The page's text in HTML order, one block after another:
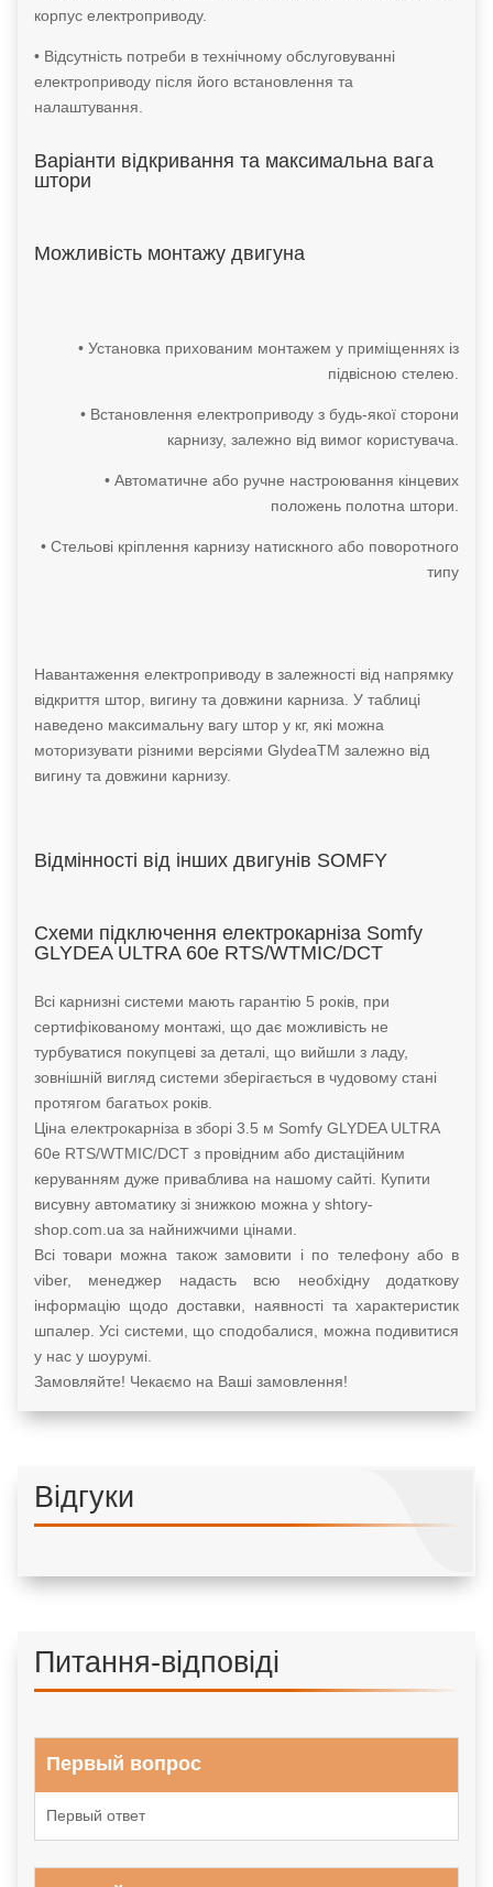
корпус електроприводу.
• Відсутність потреби в технічному обслуговуванні
електроприводу після його встановлення та
налаштування.
Варіанти відкривання та максимальна вага
штори
Можливість монтажу двигуна
• Установка прихованим монтажем у приміщеннях із
підвісною стелею.
• Встановлення електроприводу з будь-якої сторони
карнизу, залежно від вимог користувача.
• Автоматичне або ручне настроювання кінцевих
положень полотна штори.
• Стельові кріплення карнизу натискного або поворотного
типу
Навантаження електроприводу в залежності від напрямку
відкриття штор, вигину та довжини карниза. У таблиці
наведено максимальну вагу штор у кг, які можна
моторизувати різними версіями GlydeaTM залежно від
вигину та довжини карнизу.
Відмінності від інших двигунів SOMFY
Схеми підключення електрокарніза Somfy
GLYDEA ULTRA 60e RTS/WTMIC/DCT
Всі карнизні системи мають гарантію 5 років, при
сертифікованому монтажі, що дає можливість не
турбуватися покупцеві за деталі, що вийшли з ладу,
зовнішній вигляд системи зберігається в чудовому стані
протягом багатьох років.
Ціна електрокарніза в зборі 3.5 м Somfy GLYDEA ULTRA
60e RTS/WTMIC/DCT з провідним або дистаційним
керуванням дуже приваблива на нашому сайті. Купити
висувну автоматику зі знижкою можна у shtory-
shop.com.ua за найнижчими цінами.
Всі товари можна також замовити і по телефону або в
viber, менеджер надасть всю необхідну додаткову
інформацію щодо доставки, наявності та характеристик
шпалер. Усі системи, що сподобалися, можна подивитися
у нас у шоурумі.
Замовляйте! Чекаємо на Ваші замовлення!
Відгуки
Питання-відповіді
Первый вопрос
Первый ответ